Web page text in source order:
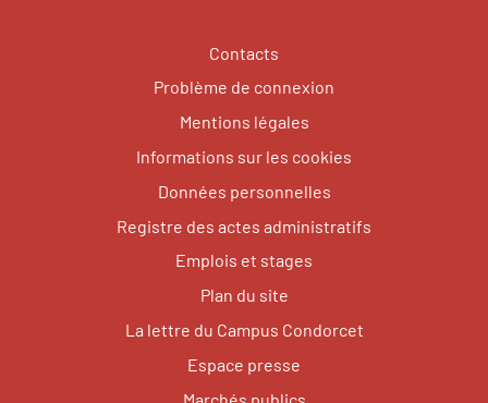
Contacts
Problème de connexion
Mentions légales
Informations sur les cookies
Données personnelles
Registre des actes administratifs
Emplois et stages
Plan du site
La lettre du Campus Condorcet
Espace presse
Marchés publics